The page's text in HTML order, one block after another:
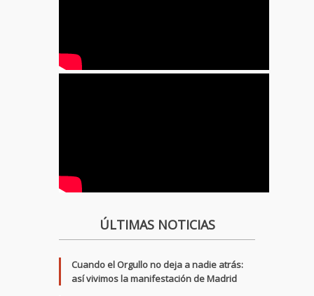
ÚLTIMAS NOTICIAS
Cuando el Orgullo no deja a nadie atrás:
así vivimos la manifestación de Madrid